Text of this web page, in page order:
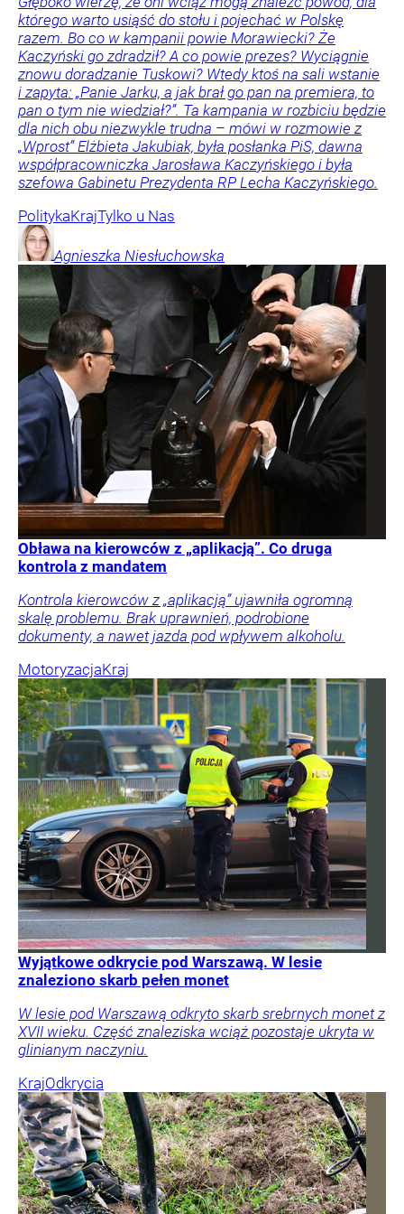
którego warto usiąść do stołu i pojechać w Polskę
razem. Bo co w kampanii powie Morawiecki? Że
Kaczyński go zdradził? A co powie prezes? Wyciągnie
znowu doradzanie Tuskowi? Wtedy ktoś na sali wstanie
i zapyta: „Panie Jarku, a jak brał go pan na premiera, to
pan o tym nie wiedział?”. Ta kampania w rozbiciu będzie
dla nich obu niezwykle trudna – mówi w rozmowie z
„Wprost” Elżbieta Jakubiak, była posłanka PiS, dawna
współpracowniczka Jarosława Kaczyńskiego i była
szefowa Gabinetu Prezydenta RP Lecha Kaczyńskiego.
PolitykaKrajTylko u Nas
Agnieszka Niesłuchowska
Obława na kierowców z „aplikacją”. Co druga
kontrola z mandatem
Kontrola kierowców z „aplikacją” ujawniła ogromną
skalę problemu. Brak uprawnień, podrobione
dokumenty, a nawet jazda pod wpływem alkoholu.
MotoryzacjaKraj
Wyjątkowe odkrycie pod Warszawą. W lesie
znaleziono skarb pełen monet
W lesie pod Warszawą odkryto skarb srebrnych monet z
XVII wieku. Część znaleziska wciąż pozostaje ukryta w
glinianym naczyniu.
KrajOdkrycia